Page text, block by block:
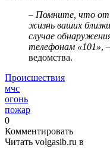
– Помните, что от
жизнь ваших
случае
телефонам «101»,
ведомства.
Происшествия
мчс
огонь
пожар
0
Комментировать
Читать volgasib.ru в